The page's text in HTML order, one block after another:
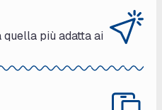
più adatta ai